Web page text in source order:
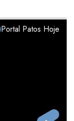
Portal Patos Hoje